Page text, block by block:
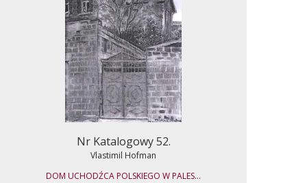
Nr Katalogowy 52.
Vlastimil Hofman
DOM UCHODŹCA POLSKIEGO W PALES...